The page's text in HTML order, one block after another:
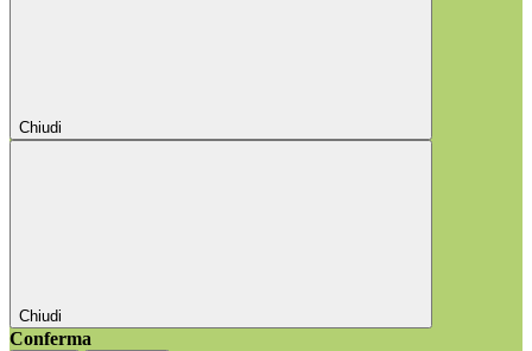
Chiudi
Chiudi
Conferma